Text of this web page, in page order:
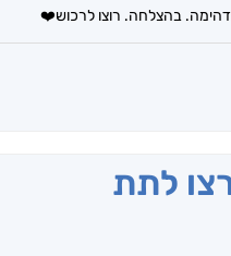
בהצלחה. רוצו לרכוש❤️
לתת